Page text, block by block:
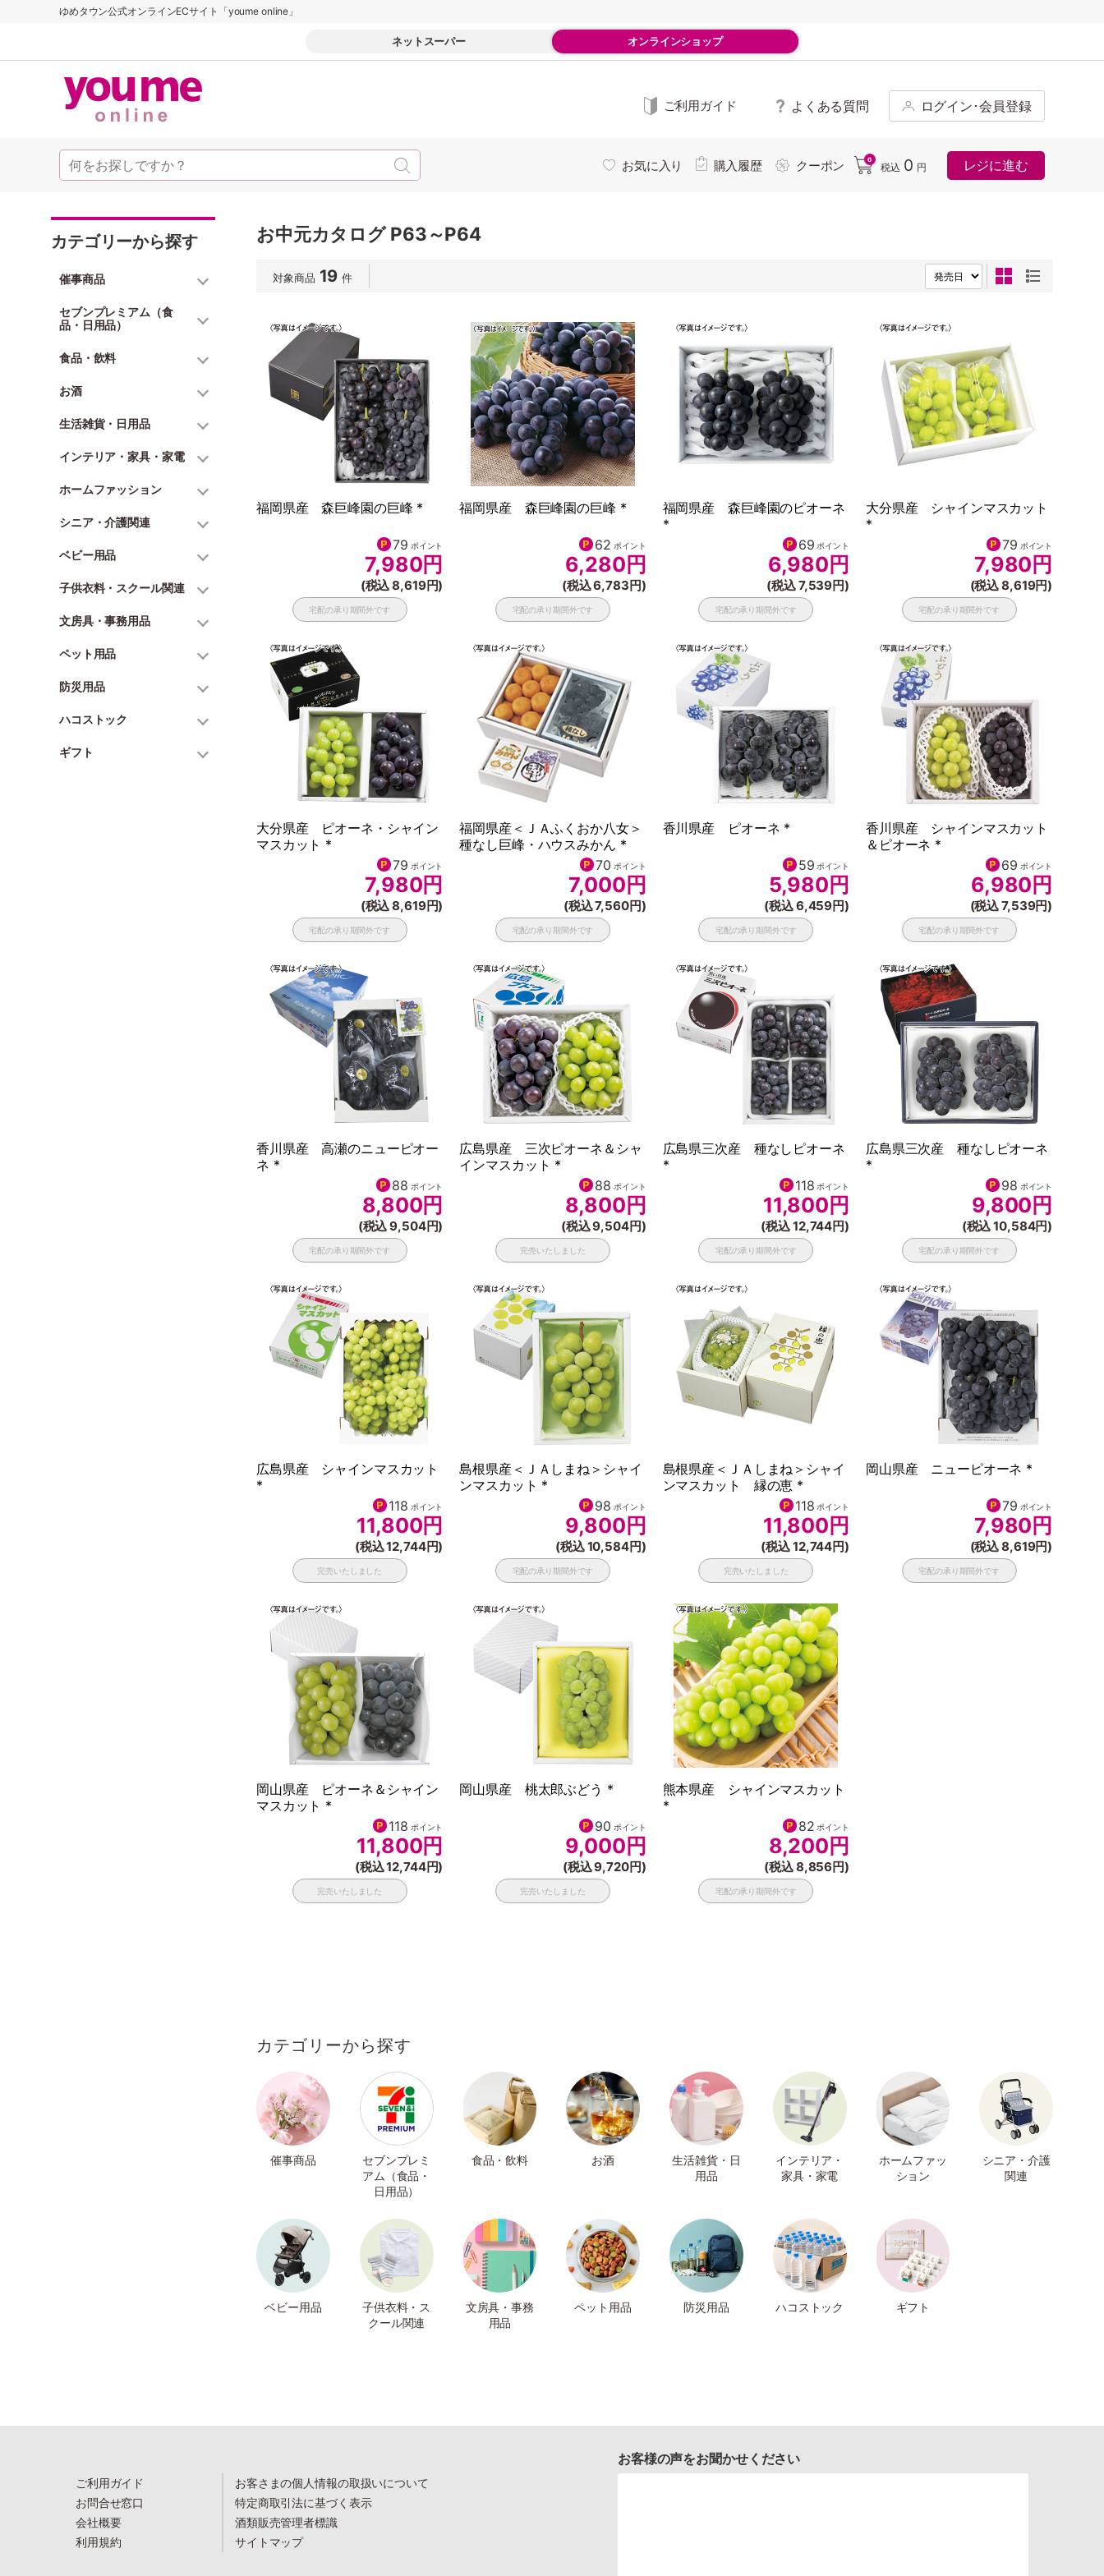
ゆめタウン公式オンラインECサイト「youme online」
ネットスーパー オンラインショップ
ご利用ガイド よくある質問 ログイン･会員登録
お気に入り 購入履歴 クーポン 0
税込 0 円 レジに進む
カテゴリーから探す
催事商品
セブンプレミアム（食
品・日用品）
食品・飲料
お酒
生活雑貨・日用品
インテリア・家具・家電
ホームファッション
シニア・介護関連
ベビー用品
子供衣料・スクール関連
文房具・事務用品
ペット用品
防災用品
ハコストック
ギフト
お中元カタログ P63～P64
対象商品 19 件
福岡県産 森巨峰園の巨峰 *
79 ポイント
7,980円
(税込 8,619円)
宅配の承り期間外です
福岡県産 森巨峰園の巨峰 *
62 ポイント
6,280 円
(税込 6,783円)
宅配の承り期間外です
福岡県産 森巨峰園のピオーネ
*
69 ポイント
6,980 円
(税込 7,539円)
宅配の承り期間外です
大分県産 シャインマスカット
*
79 ポイント
7,980 円
(税込 8,619円)
宅配の承り期間外です
大分県産 ピオーネ・シャイン
マスカット *
79 ポイント
7,980円
(税込 8,619円)
宅配の承り期間外です
福岡県産＜ＪＡふくおか八女＞
種なし巨峰・ハウスみかん *
70 ポイント
7,000 円
(税込 7,560円)
宅配の承り期間外です
香川県産 ピオーネ *
59 ポイント
5,980 円
(税込 6,459円)
宅配の承り期間外です
香川県産 シャインマスカット
＆ピオーネ *
69 ポイント
6,980 円
(税込 7,539円)
宅配の承り期間外です
香川県産 高瀬のニューピオー
ネ *
88 ポイント
8,800円
(税込 9,504円)
宅配の承り期間外です
広島県産 三次ピオーネ＆シャ
インマスカット *
88 ポイント
8,800 円
(税込 9,504円)
完売いたしました
広島県三次産 種なしピオーネ
*
118 ポイント
11,800 円
(税込 12,744円)
宅配の承り期間外です
広島県三次産 種なしピオーネ
*
98 ポイント
9,800 円
(税込 10,584円)
宅配の承り期間外です
広島県産 シャインマスカット
*
118 ポイント
11,800円
(税込 12,744円)
完売いたしました
島根県産＜ＪＡしまね＞シャイ
ンマスカット *
98 ポイント
9,800 円
(税込 10,584円)
宅配の承り期間外です
島根県産＜ＪＡしまね＞シャイ
ンマスカット 縁の恵 *
118 ポイント
11,800 円
(税込 12,744円)
完売いたしました
岡山県産 ニューピオーネ *
79 ポイント
7,980 円
(税込 8,619円)
宅配の承り期間外です
岡山県産 ピオーネ＆シャイン
マスカット *
118 ポイント
11,800円
(税込 12,744円)
完売いたしました
岡山県産 桃太郎ぶどう *
90 ポイント
9,000 円
(税込 9,720円)
完売いたしました
熊本県産 シャインマスカット
*
82 ポイント
8,200 円
(税込 8,856円)
宅配の承り期間外です
カテゴリーから探す
催事商品
セブンプレミ
アム（食品・
日用品）
食品・飲料 お酒
生活雑貨・日
用品
インテリア・
家具・家電
ホームファッ
ション
シニア・介護
関連
ベビー用品
子供衣料・ス
クール関連
文房具・事務
用品
ペット用品 防災用品 ハコストック ギフト
ご利用ガイド
お問合せ窓口
会社概要
利用規約
お客さまの個人情報の取扱いについて
特定商取引法に基づく表示
酒類販売管理者標識
サイトマップ
お客様の声をお聞かせください